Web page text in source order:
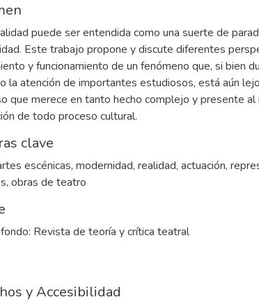
puede ser entendida como una suerte de
Este trabajo propone y discute diferentes
y funcionamiento de un fenómeno que, si bien
la atención de importantes estudiosos, está aún
que merece en tanto hecho complejo y presente
de todo proceso cultural.
clave
escénicas, modernidad, realidad, actuación,
, obras de teatro
Revista de teoría y crítica teatral
y Accesibilidad